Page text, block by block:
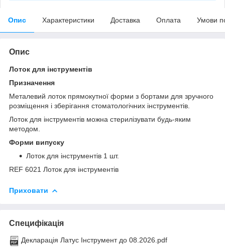
Опис Характеристики Доставка Оплата Умови
Опис
Лоток для інструментів
Призначення
Металевий лоток прямокутної форми з бортами для зручного
розміщення і зберігання стоматологічних інструментів.
Лоток для інструментів можна стерилізувати будь-яким
методом.
Форми випуску
Лоток для інструментів 1 шт.
REF 6021 Лоток для інструментів
Приховати
Специфікація
Декларація Латус Інструмент до 08.2026.pdf